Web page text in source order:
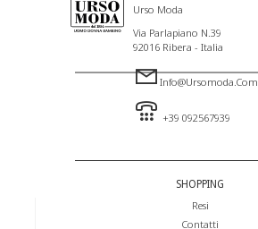
Urso Moda
Via Parlapiano N.39
92016 Ribera - Italia
Info@ursomoda.com
+39 092567939
SHOPPING
Resi
Contatti